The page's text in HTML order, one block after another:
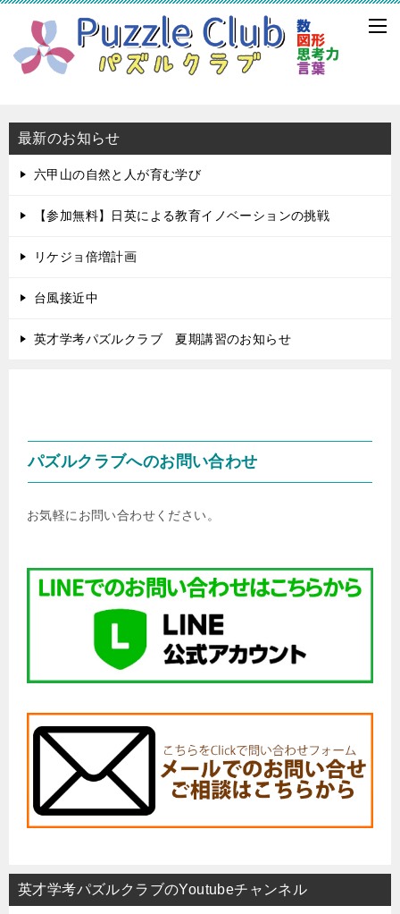
最新のお知らせ
六甲山の自然と人が育む学び
【参加無料】日英による教育イノベーションの挑戦
リケジョ倍増計画
台風接近中
英才学考パズルクラブ 夏期講習のお知らせ
パズルクラブへのお問い合わせ
お気軽にお問い合わせください。
英才学考パズルクラブのYoutubeチャンネル